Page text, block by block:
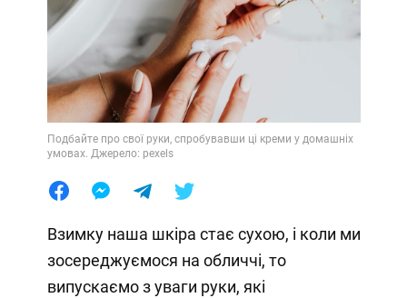
Подбайте про свої руки, спробувавши ці креми у домашніх
умовах. Джерело: pexels
Взимку наша шкіра стає сухою, і коли ми
зосереджуємося на обличчі, то
випускаємо з уваги руки, які